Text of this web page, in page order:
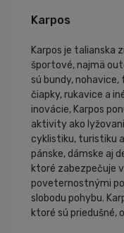
Karpos
Karpos je talianska
športové, najmä
sú bundy,
čiapky, rukavice a
inovácie, Karpos
aktivity ako
cyklistiku, turistiku
pánske, dámske aj
ktoré zabezpečuje
poveternostnými
slobodu pohybu.
ktoré sú priedušné,